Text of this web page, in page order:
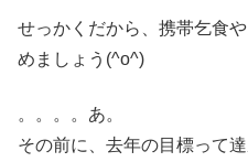
せっかくだから、携帯乞食
めましょう(^o^)
。。。。あ。
その前に、去年の目標って